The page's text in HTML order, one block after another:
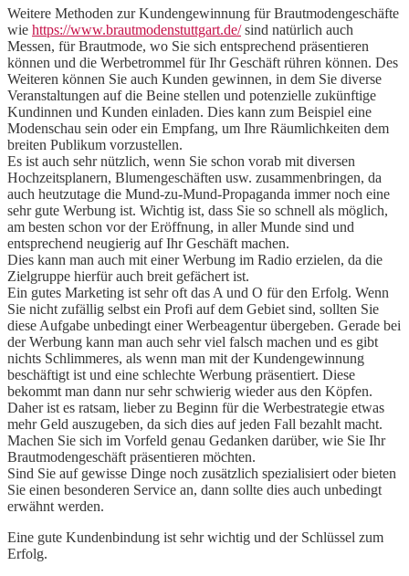
Weitere Methoden zur Kundengewinnung für Brautmodengeschäfte
wie https://www.brautmodenstuttgart.de/sind natürlich auch
Messen, für Brautmode, wo Sie sich entsprechend präsentieren
können und die Werbetrommel für Ihr Geschäft rühren können. Des
Weiteren können Sie auch Kunden gewinnen, in dem Sie diverse
Veranstaltungen auf die Beine stellen und potenzielle zukünftige
Kundinnen und Kunden einladen. Dies kann zum Beispiel eine
Modenschau sein oder ein Empfang, um Ihre Räumlichkeiten dem
breiten Publikum vorzustellen.
Es ist auch sehr nützlich, wenn Sie schon vorab mit diversen
Hochzeitsplanern, Blumengeschäften usw. zusammenbringen, da
auch heutzutage die Mund-zu-Mund-Propaganda immer noch eine
sehr gute Werbung ist. Wichtig ist, dass Sie so schnell als möglich,
am besten schon vor der Eröffnung, in aller Munde sind und
entsprechend neugierig auf Ihr Geschäft machen.
Dies kann man auch mit einer Werbung im Radio erzielen, da die
Zielgruppe hierfür auch breit gefächert ist.
Ein gutes Marketing ist sehr oft das A und O für den Erfolg. Wenn
Sie nicht zufällig selbst ein Profi auf dem Gebiet sind, sollten Sie
diese Aufgabe unbedingt einer Werbeagentur übergeben. Gerade bei
der Werbung kann man auch sehr viel falsch machen und es gibt
nichts Schlimmeres, als wenn man mit der Kundengewinnung
beschäftigt ist und eine schlechte Werbung präsentiert. Diese
bekommt man dann nur sehr schwierig wieder aus den Köpfen.
Daher ist es ratsam, lieber zu Beginn für die Werbestrategie etwas
mehr Geld auszugeben, da sich dies auf jeden Fall bezahlt macht.
Machen Sie sich im Vorfeld genau Gedanken darüber, wie Sie Ihr
Brautmodengeschäft präsentieren möchten.
Sind Sie auf gewisse Dinge noch zusätzlich spezialisiert oder bieten
Sie einen besonderen Service an, dann sollte dies auch unbedingt
erwähnt werden.
Eine gute Kundenbindung ist sehr wichtig und der Schlüssel zum
Erfolg.